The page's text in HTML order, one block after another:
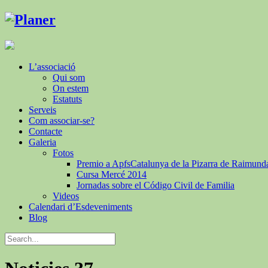
L’associació
Qui som
On estem
Estatuts
Serveis
Com associar-se?
Contacte
Galeria
Fotos
Premio a ApfsCatalunya de la Pizarra de
Cursa Mercé 2014
Jornadas sobre el Código Civil de Familia
Videos
Calendari d’Esdeveniments
Blog